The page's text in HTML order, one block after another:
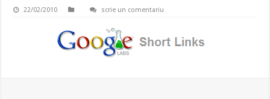
22/02/2010 scrie un comentariu